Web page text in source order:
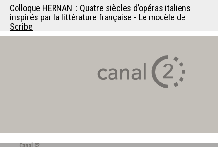
Colloque HERNANI : Quatre siècles d’opéras italiens
inspirés par la littérature française - Le modèle de
Scribe
Canal C2